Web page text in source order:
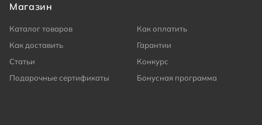
Магазин
Каталог товаров
Как оплатить
Как доставить
Гарантии
Статьи
Конкурс
Подарочные сертификаты
Бонусная программа